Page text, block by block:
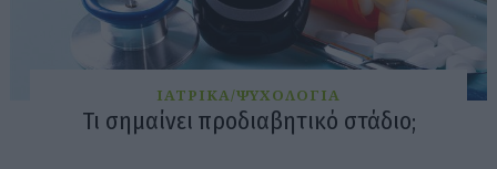
ΙΑΤΡΙΚΑ/ΨΥΧΟΛΟΓΙΑ
Τι σημαίνει προδιαβητικό στάδιο;